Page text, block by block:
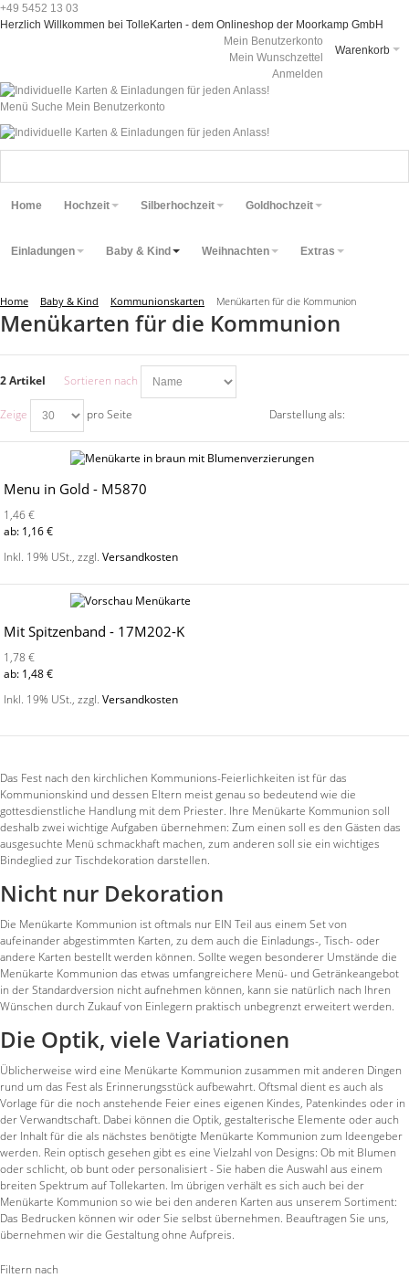
+49 5452 13 03
Herzlich Willkommen bei TolleKarten - dem Onlineshop der Moorkamp GmbH
Warenkorb
Mein Benutzerkonto
Mein Wunschzettel
Anmelden
Menü Suche Mein Benutzerkonto
Home Hochzeit Silberhochzeit Goldhochzeit
Einladungen Baby & Kind Weihnachten Extras
Home Baby & Kind Kommunionskarten Menükarten für die Kommunion
Menükarten für die Kommunion
2 Artikel Sortieren nach
Zeige pro Seite Darstellung als:
Menu in Gold - M5870
1,46 €
ab: 1,16 €
Inkl. 19% USt.,zzgl.Versandkosten
Mit Spitzenband - 17M202-K
1,78 €
ab: 1,48 €
Inkl. 19% USt.,zzgl.Versandkosten
Das Fest nach den kirchlichen Kommunions-Feierlichkeiten ist für das
Kommunionskind und dessen Eltern meist genau so bedeutend wie die
gottesdienstliche Handlung mit dem Priester. Ihre Menükarte Kommunion soll
deshalb zwei wichtige Aufgaben übernehmen: Zum einen soll es den Gästen das
ausgesuchte Menü schmackhaft machen, zum anderen soll sie ein wichtiges
Bindeglied zur Tischdekoration darstellen.
Nicht nur Dekoration
Die Menükarte Kommunion ist oftmals nur EIN Teil aus einem Set von
aufeinander abgestimmten Karten, zu dem auch die Einladungs-, Tisch- oder
andere Karten bestellt werden können. Sollte wegen besonderer Umstände die
Menükarte Kommunion das etwas umfangreichere Menü- und Getränkeangebot
in der Standardversion nicht aufnehmen können, kann sie natürlich nach Ihren
Wünschen durch Zukauf von Einlegern praktisch unbegrenzt erweitert werden.
Die Optik, viele Variationen
Üblicherweise wird eine Menükarte Kommunion zusammen mit anderen Dingen
rund um das Fest als Erinnerungsstück aufbewahrt. Oftsmal dient es auch als
Vorlage für die noch anstehende Feier eines eigenen Kindes, Patenkindes oder in
der Verwandtschaft. Dabei können die Optik, gestalterische Elemente oder auch
der Inhalt für die als nächstes benötigte Menükarte Kommunion zum Ideengeber
werden. Rein optisch gesehen gibt es eine Vielzahl von Designs: Ob mit Blumen
oder schlicht, ob bunt oder personalisiert - Sie haben die Auswahl aus einem
breiten Spektrum auf Tollekarten. Im übrigen verhält es sich auch bei der
Menükarte Kommunion so wie bei den anderen Karten aus unserem Sortiment:
Das Bedrucken können wir oder Sie selbst übernehmen. Beauftragen Sie uns,
übernehmen wir die Gestaltung ohne Aufpreis.
Filtern nach